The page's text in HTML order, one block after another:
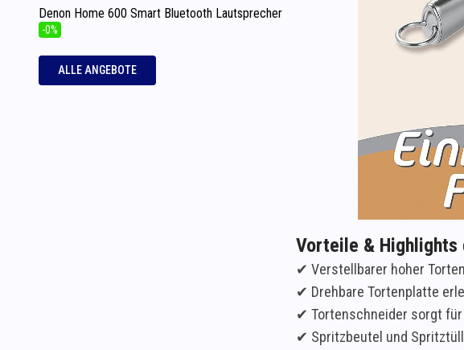
Vorteile & Highlights
✔ Verstellbarer hoher
✔ Drehbare Tortenplatte
✔ Tortenschneider sorgt für
✔ Spritzbeutel und
Denon Home 600 Smart Bluetooth Lautsprecher
-0%
ALLE ANGEBOTE